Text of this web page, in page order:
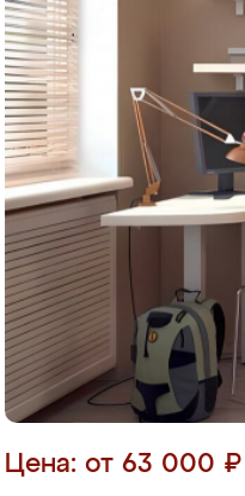
Цена: от 63 000 ₽